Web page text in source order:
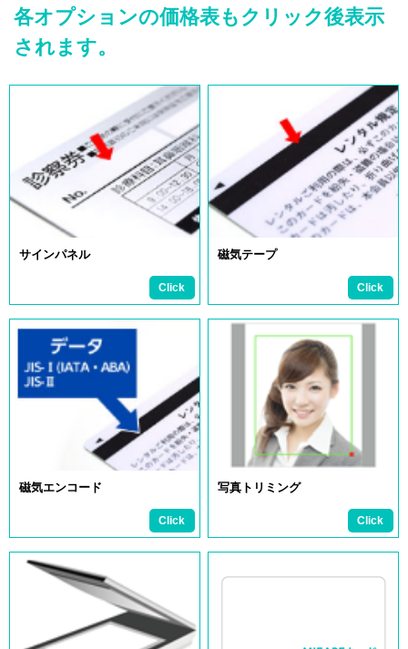
各オプションの価格表もクリック後表示
されます。
サインパネル 磁気テープ
磁気エンコード 写真トリミング